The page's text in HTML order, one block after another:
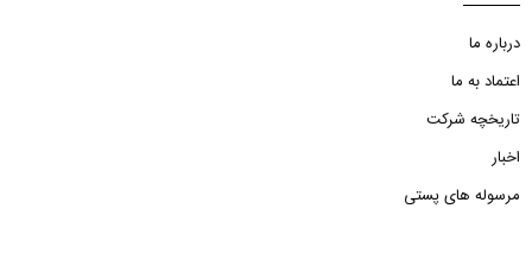
درباره ما
اعتماد به ما
تاریخچه شرکت
اخبار
مرسوله های پستی